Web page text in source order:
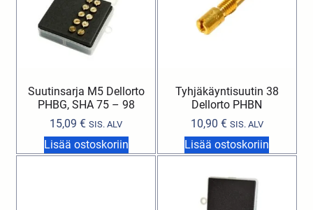
Suutinsarja M5 Dellorto
PHBG, SHA 75 – 98
15,09€ SIS. ALV
Lisää ostoskoriin
Tyhjäkäyntisuutin 38
Dellorto PHBN
10,90 € SIS. ALV
Lisää ostoskoriin